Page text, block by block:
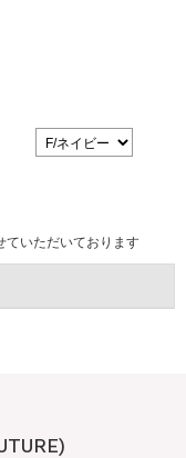
ていただいております